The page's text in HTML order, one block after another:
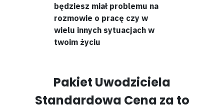
będziesz miał problemu na
rozmowie o pracę czy w
wielu innych sytuacjach w
twoim życiu
Pakiet Uwodziciela
Standardowa Cena za to